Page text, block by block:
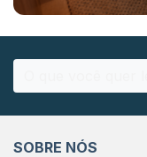
SOBRE NÓS